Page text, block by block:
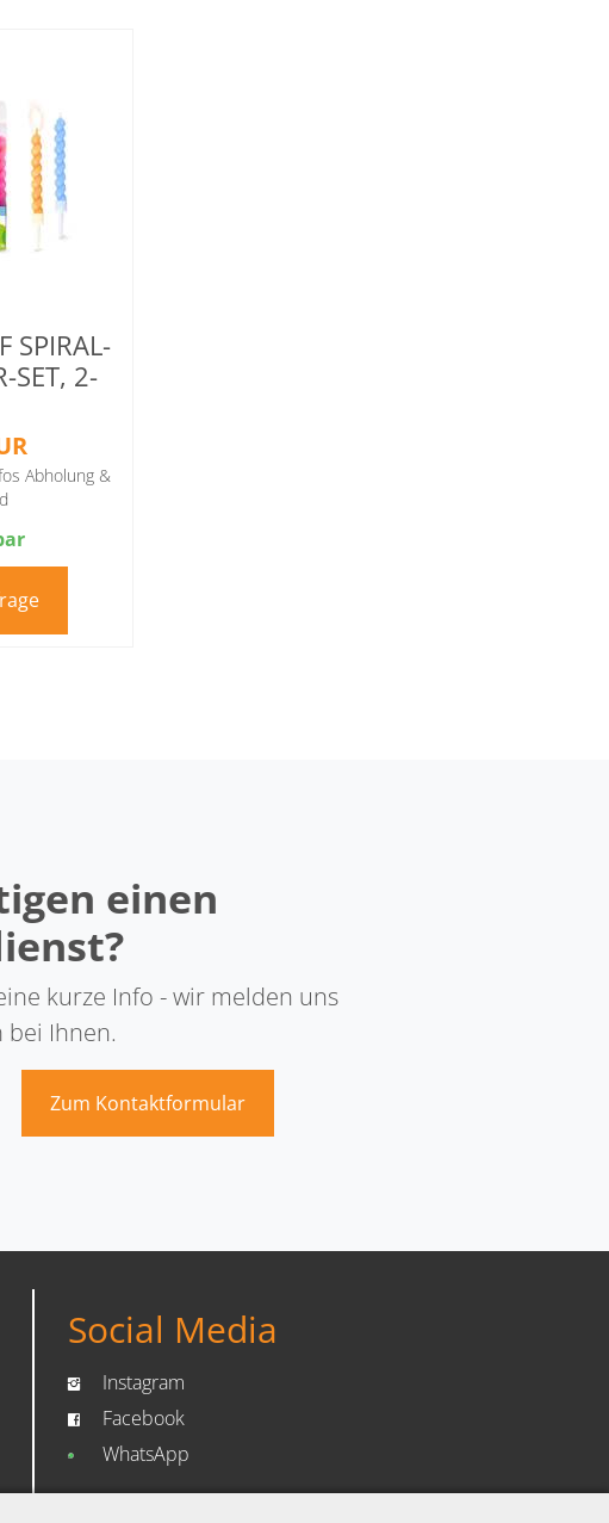
SPIRAL-
SET, 2-
Abholung &
einen
kurze Info - wir melden uns
bei Ihnen.
Zum Kontaktformular
Social Media
instagram Instagram
facebook
Facebook
WhatsApp